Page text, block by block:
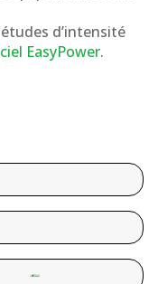
d’intensité
EasyPower.